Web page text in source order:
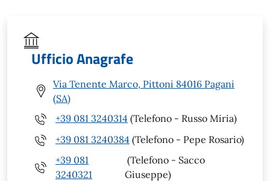
Ufficio Anagrafe
Via Tenente Marco, Pittoni 84016 Pagani
(SA)
+39 081 3240314 (Telefono - Russo Miria)
+39 081 3240384 (Telefono - Pepe Rosario)
+39 081
3240321
(Telefono - Sacco
Giuseppe)